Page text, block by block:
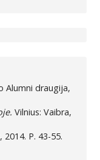
Alumni draugija,
Vilnius: Vaibra,
P. 43-55.